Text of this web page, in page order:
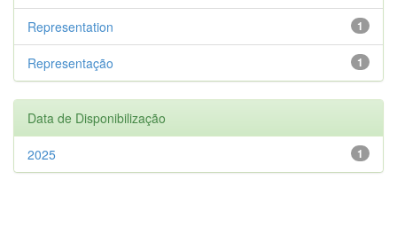
1
Representation
1
Representação
Data de Disponibilização
1
2025